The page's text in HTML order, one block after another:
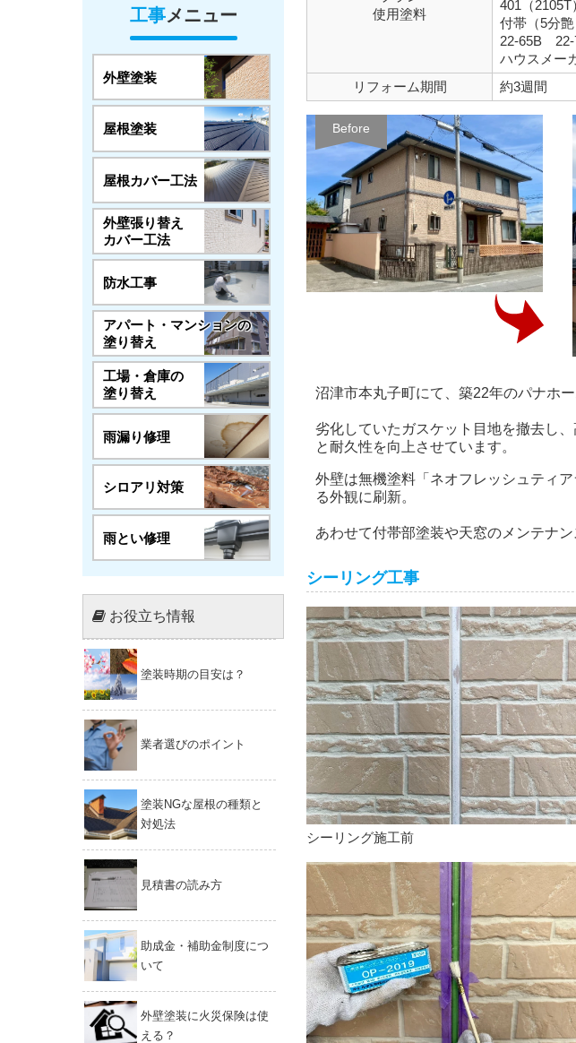
工事メニュー
外壁塗装
屋根塗装
屋根カバー工法
外壁張り替え
カバー工法
防水工事
アパート・マンションの
塗り替え
工場・倉庫の
塗り替え
雨漏り修理
シロアリ対策
雨とい修理
お役立ち情報
塗装時期の目安は？
業者選びのポイント
塗装NGな屋根の種類と
対処法
見積書の読み方
助成金・補助金制度につ
いて
外壁塗装に火災保険は使
える？
使用塗料
401（2105T
付帯（5分
22-65B
ハウスメー
リフォーム期間
約3週間
Before
沼津市本丸子町にて、築22年のパナホ
劣化していたガスケット目地を撤去し
と耐久性を向上させています。
外壁は無機塗料「ネオフレッシュティ
る外観に刷新。
あわせて付帯部塗装や天窓のメンテナ
シーリング工事
シーリング施工前